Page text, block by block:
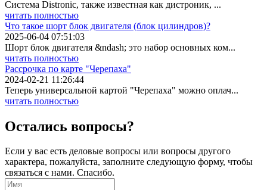
Система Distronic, также известная как дистроник, ...
читать полностью
Что такое шорт блок двигателя (блок цилиндров)?
2025-06-04 07:51:03
Шорт блок двигателя &ndash; это набор основных ком...
читать полностью
Рассрочка по карте "Черепаха"
2024-02-21 11:26:44
Теперь универсальной картой "Черепаха" можно оплач...
читать полностью
Остались вопросы?
Если у вас есть деловые вопросы или вопросы другого
характера, пожалуйста, заполните следующую форму, чтобы
связаться с нами. Спасибо.